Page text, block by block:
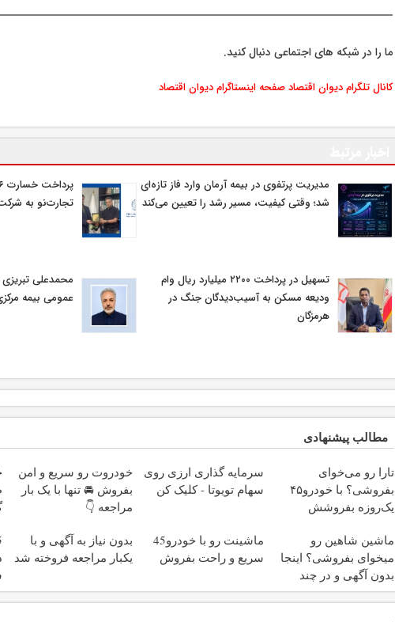
ما را در شبکه های اجتماعی دنبال کنید.
کانال تلگرام دیوان اقتصادصفحه اینستاگرام دیوان اقتصاد
مدیریت پرتفوی در بیمه آرمان وارد فاز تازه‌ای
شد؛ وقتی کیفیت، مسیر رشد را تعیین می‌کند
تجارت‌نو به
تسهیل در پرداخت ۲۲۰۰ میلیارد ریال وام
ودیعه مسکن به آسیب‌دیدگان جنگ در
هرمزگان
محمدعلی
عمومی بیمه
مطالب پیشنهادی
تارا رو می‌خوای
بفروشی؟ با خودرو۴۵
یک‌روزه بفروشش
سرمایه گذاری ارزی روی
سهام تویوتا - کلیک کن
خودروت رو سریع و امن
بفروش 🚘 تنها با یک بار
مراجعه 👇
ماشین شاهین رو
میخوای بفروشی؟ اینجا
بدون آگهی و در چند
ساعت بفروشش
ماشینت رو با خودرو45
سریع و راحت بفروش
بدون نیاز به آگهی و با
یکبار مراجعه فروخته شد